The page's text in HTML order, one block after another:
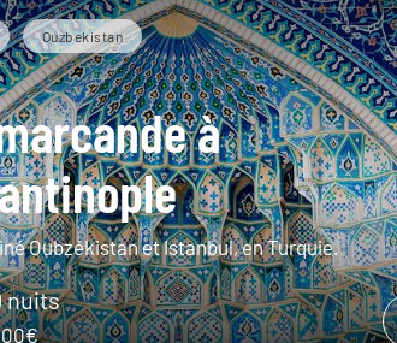
Ouzbekistan
à
Oubzékistan et Istanbul, en Turquie.
nuits